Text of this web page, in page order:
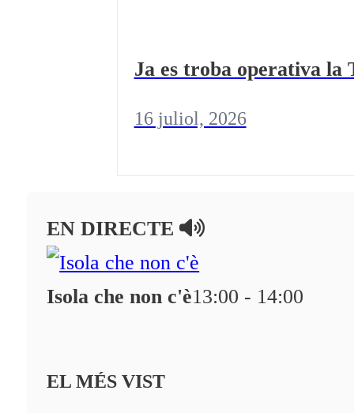
Ja es troba operativa la
16 juliol, 2026
EN DIRECTE
Isola che non c'è13:00 - 14:00
EL MÉS VIST